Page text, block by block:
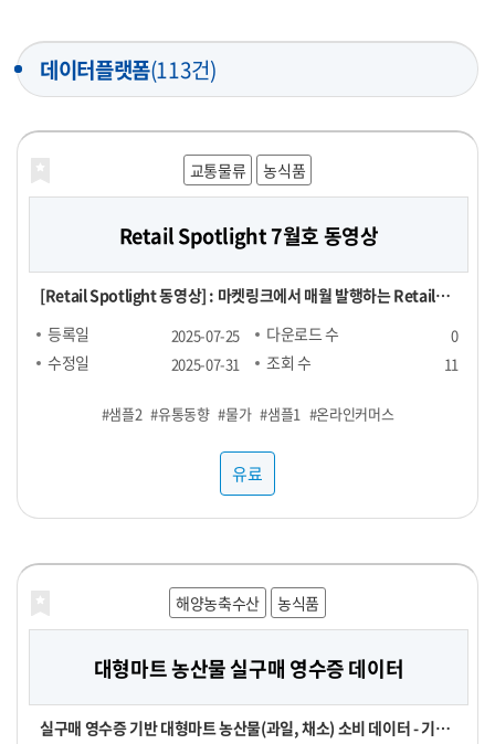
데이터플랫폼(113건)
교통물류 농식품
Retail Spotlight 7월호 동영상
[Retail Spotlight 동영상] : 마켓링크에서 매월 발행하는 Retail
Spotlight 7월호 자료를 동영상으로 제작한 파일
등록일 2025-07-25 다운로드 수 0
수정일 2025-07-31 조회 수 11
#샘플2 #유통동향 #물가 #샘플1 #온라인커머스
유료
해양농축수산 농식품
대형마트 농산물 실구매 영수증 데이터
실구매 영수증 기반 대형마트 농산물(과일, 채소) 소비 데이터 - 기간